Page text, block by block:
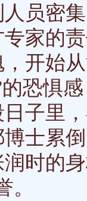
员密
家的
开始
的恐惧
子里
博士累
润时的
。